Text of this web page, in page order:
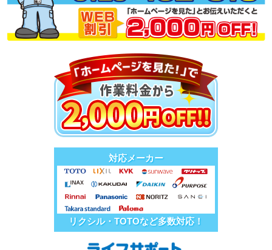
対応メーカー
リクシル・TOTOなど多数対応！